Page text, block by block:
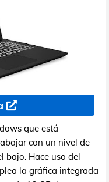
que está
con un nivel de
bajo. Hace uso del
la gráfica integrada